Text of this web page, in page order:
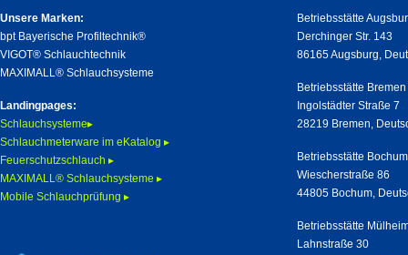
Unsere Marken:
bpt Bayerische Profiltechnik®
VIGOT® Schlauchtechnik
MAXIMALL® Schlauchsysteme
Landingpages:
Schlauchsysteme▸
Schlauchmeterware im eKatalog ▸
Feuerschutzschlauch ▸
MAXIMALL® Schlauchsysteme ▸
Mobile Schlauchprüfung ▸
Betriebsstätte
Derchinger Str. 143
86165 Augsburg,
Betriebsstätte Bremen
Ingolstädter Straße 7
28219 Bremen,
Betriebsstätte Bochum
Wiescherstraße 86
44805 Bochum,
Betriebsstätte
Lahnstraße 30